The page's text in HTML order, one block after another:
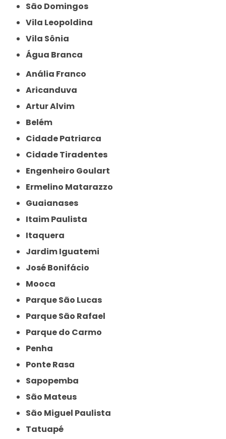
São Domingos
Vila Leopoldina
Vila Sônia
Água Branca
Anália Franco
Aricanduva
Artur Alvim
Belém
Cidade Patriarca
Cidade Tiradentes
Engenheiro Goulart
Ermelino Matarazzo
Guaianases
Itaim Paulista
Itaquera
Jardim Iguatemi
José Bonifácio
Mooca
Parque São Lucas
Parque São Rafael
Parque do Carmo
Penha
Ponte Rasa
Sapopemba
São Mateus
São Miguel Paulista
Tatuapé